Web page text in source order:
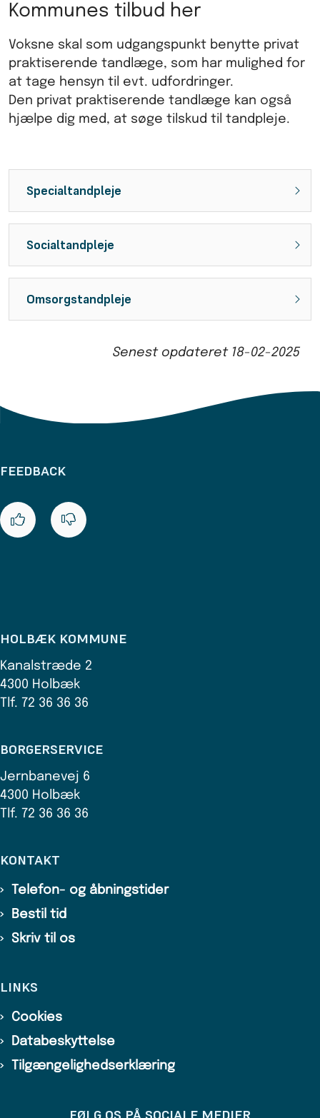
Kommunes tilbud her
Voksne skal som udgangspunkt benytte privat
praktiserende tandlæge, som har mulighed for
at tage hensyn til evt. udfordringer.
Den privat praktiserende tandlæge kan også
hjælpe dig med, at søge tilskud til tandpleje.
Specialtandpleje
Socialtandpleje
Omsorgstandpleje
Senest opdateret 18-02-2025
FEEDBACK
HOLBÆK KOMMUNE
Kanalstræde 2
4300 Holbæk
Tlf. 72 36 36 36
BORGERSERVICE
Jernbanevej 6
4300 Holbæk
Tlf. 72 36 36 36
KONTAKT
Telefon- og åbningstider
Bestil tid
Skriv til os
LINKS
Cookies
Databeskyttelse
Tilgængelighedserklæring